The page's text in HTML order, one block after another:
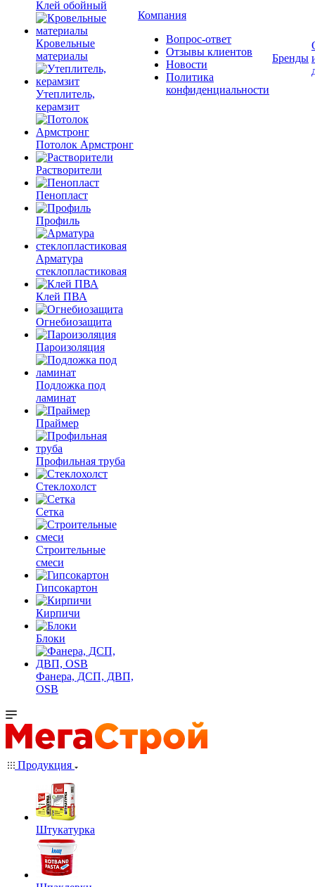
Клей обойный
Кровельные
материалы
Утеплитель,
керамзит
Потолок Армстронг
Растворители
Пенопласт
Профиль
Арматура
стеклопластиковая
Клей ПВА
Огнебиозащита
Пароизоляция
Подложка под
ламинат
Праймер
Профильная труба
Стеклохолст
Сетка
Строительные
смеси
Гипсокартон
Кирпичи
Блоки
Фанера, ДСП, ДВП,
OSB
Компания
Вопрос-ответ
Отзывы клиентов
Новости
Политика
конфиденциальности
Бренды
Продукция
Штукатурка